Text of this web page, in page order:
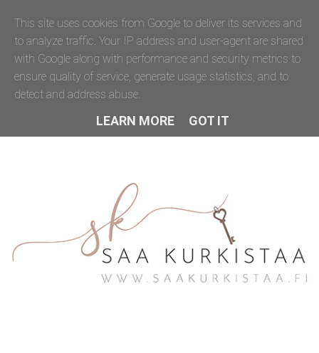
This site uses cookies from Google to deliver its services and
to analyze traffic. Your IP address and user-agent are shared
with Google along with performance and security metrics to
ensure quality of service, generate usage statistics, and to
detect and address abuse.
LEARN MORE GOT IT